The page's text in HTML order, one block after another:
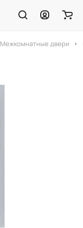
Межкомнатные двери